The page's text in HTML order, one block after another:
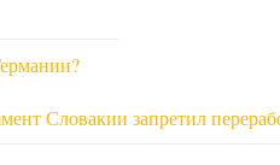
Словакии запретил